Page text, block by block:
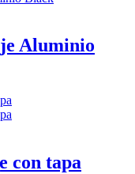
Aluminio
con tapa